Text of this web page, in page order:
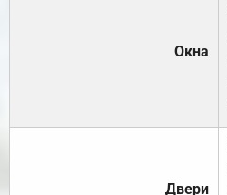
Окна
Двери